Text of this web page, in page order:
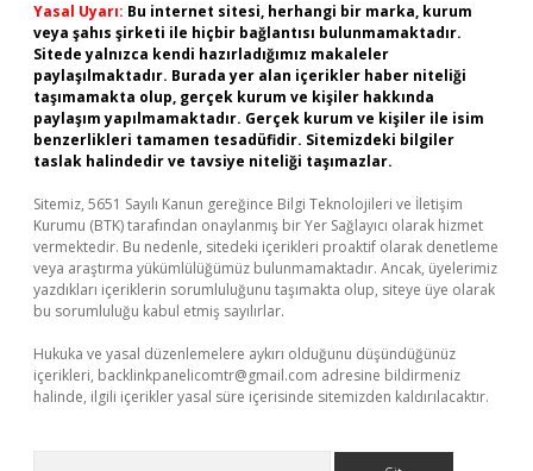
Yasal Uyarı: Bu internet sitesi, herhangi bir marka, kurum
veya şahıs şirketi ile hiçbir bağlantısı bulunmamaktadır.
Sitede yalnızca kendi hazırladığımız makaleler
paylaşılmaktadır. Burada yer alan içerikler haber niteliği
taşımamakta olup, gerçek kurum ve kişiler hakkında
paylaşım yapılmamaktadır. Gerçek kurum ve kişiler ile isim
benzerlikleri tamamen tesadüfidir. Sitemizdeki bilgiler
taslak halindedir ve tavsiye niteliği taşımazlar.
Sitemiz, 5651 Sayılı Kanun gereğince Bilgi Teknolojileri ve İletişim
Kurumu (BTK) tarafından onaylanmış bir Yer Sağlayıcı olarak hizmet
vermektedir. Bu nedenle, sitedeki içerikleri proaktif olarak denetleme
veya araştırma yükümlülüğümüz bulunmamaktadır. Ancak, üyelerimiz
yazdıkları içeriklerin sorumluluğunu taşımakta olup, siteye üye olarak
bu sorumluluğu kabul etmiş sayılırlar.
Hukuka ve yasal düzenlemelere aykırı olduğunu düşündüğünüz
içerikleri, backlinkpanelicomtr@gmail.com adresine bildirmeniz
halinde, ilgili içerikler yasal süre içerisinde sitemizden kaldırılacaktır.